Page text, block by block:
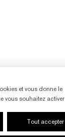
et vous donne le
vous souhaitez activer
Tout accepter